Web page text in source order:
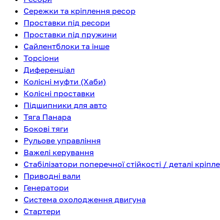
Сережки та кріплення ресор
Проставки під ресори
Проставки під пружини
Сайлентблоки та інше
Торсіони
Диференціал
Колісні муфти (Хаби)
Колісні проставки
Підшипники для авто
Тяга Панара
Бокові тяги
Рульове управління
Важелі керування
Стабілізатори поперечної стійкості / деталі
Приводні вали
Генератори
Система охолодження двигуна
Стартери